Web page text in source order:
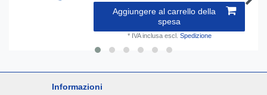
Aggiungere al carrello della
spesa
* IVA inclusaescl. Spedizione
Informazioni